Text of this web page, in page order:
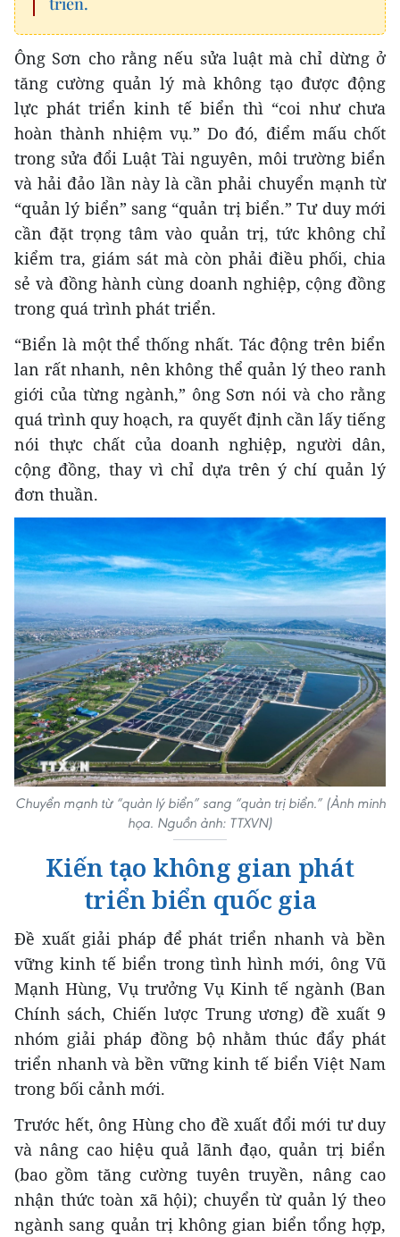
Ông Sơn cho rằng nếu sửa luật mà chỉ dừng ở
tăng cường quản lý mà không tạo được động
lực phát triển kinh tế biển thì “coi như chưa
hoàn thành nhiệm vụ.” Do đó, điểm mấu chốt
trong sửa đổi Luật Tài nguyên, môi trường biển
và hải đảo lần này là cần phải chuyển mạnh từ
“quản lý biển” sang “quản trị biển.” Tư duy mới
cần đặt trọng tâm vào quản trị, tức không chỉ
kiểm tra, giám sát mà còn phải điều phối, chia
sẻ và đồng hành cùng doanh nghiệp, cộng đồng
trong quá trình phát triển.
“Biển là một thể thống nhất. Tác động trên biển
lan rất nhanh, nên không thể quản lý theo ranh
giới của từng ngành,” ông Sơn nói và cho rằng
quá trình quy hoạch, ra quyết định cần lấy tiếng
nói thực chất của doanh nghiệp, người dân,
cộng đồng, thay vì chỉ dựa trên ý chí quản lý
đơn thuần.
Chuyển mạnh từ “quản lý biển” sang “quản trị biển.” (Ảnh minh
họa. Nguồn ảnh: TTXVN)
Kiến tạo không gian phát
triển biển quốc gia
Đề xuất giải pháp để phát triển nhanh và bền
vững kinh tế biển trong tình hình mới, ông Vũ
Mạnh Hùng, Vụ trưởng Vụ Kinh tế ngành (Ban
Chính sách, Chiến lược Trung ương) đề xuất 9
nhóm giải pháp đồng bộ nhằm thúc đẩy phát
triển nhanh và bền vững kinh tế biển Việt Nam
trong bối cảnh mới.
Trước hết, ông Hùng cho đề xuất đổi mới tư duy
và nâng cao hiệu quả lãnh đạo, quản trị biển
(bao gồm tăng cường tuyên truyền, nâng cao
nhận thức toàn xã hội); chuyển từ quản lý theo
ngành sang quản trị không gian biển tổng hợp,